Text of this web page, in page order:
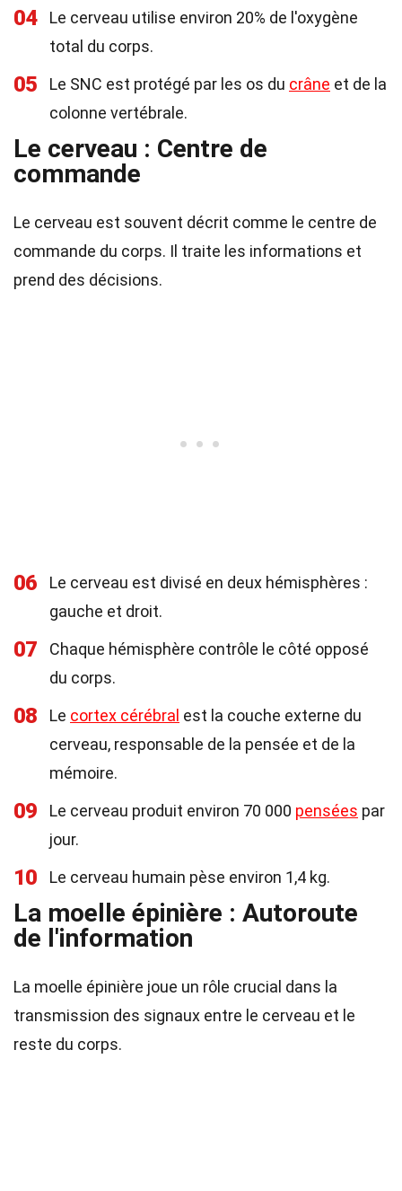
04
Le cerveau utilise environ 20% de l'oxygène
total du corps.
05 Le SNC est protégé par les os du crâne et de la
colonne vertébrale.
Le cerveau : Centre de
commande
Le cerveau est souvent décrit comme le centre de
commande du corps. Il traite les informations et
prend des décisions.
06
Le cerveau est divisé en deux hémisphères :
gauche et droit.
07
Chaque hémisphère contrôle le côté opposé
du corps.
08 Le cortex cérébral est la couche externe du
cerveau, responsable de la pensée et de la
mémoire.
09 Le cerveau produit environ 70 000 pensées par
jour.
10 Le cerveau humain pèse environ 1,4 kg.
La moelle épinière : Autoroute
de l'information
La moelle épinière joue un rôle crucial dans la
transmission des signaux entre le cerveau et le
reste du corps.